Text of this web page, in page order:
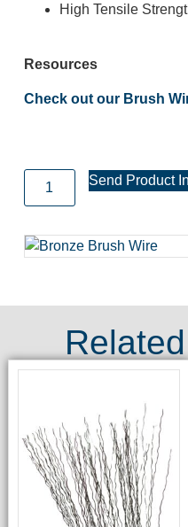
High Tensile
Resources
Check out our Brush
Send Product